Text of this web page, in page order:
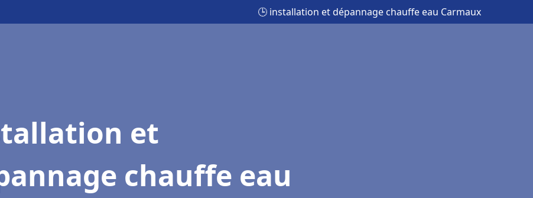
🕒 installation et dépannage chauffe eau Carmaux
et
chauffe eau